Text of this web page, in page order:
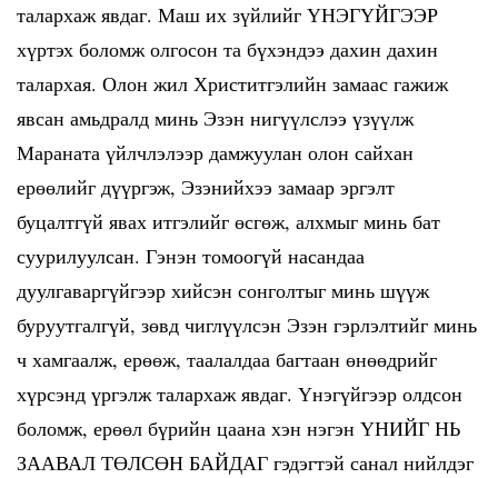
талархаж явдаг. Маш их зүйлийг ҮНЭГҮЙГЭЭР
хүртэх боломж олгосон та бүхэндээ дахин дахин
талархая. Олон жил Христитгэлийн замаас гажиж
явсан амьдралд минь Эзэн нигүүлслээ үзүүлж
Мараната үйлчлэлээр дамжуулан олон сайхан
ерөөлийг дүүргэж, Эзэнийхээ замаар эргэлт
буцалтгүй явах итгэлийг өсгөж, алхмыг минь бат
суурилуулсан. Гэнэн томоогүй насандаа
дуулгаваргүйгээр хийсэн сонголтыг минь шүүж
буруутгалгүй, зөвд чиглүүлсэн Эзэн гэрлэлтийг минь
ч хамгаалж, ерөөж, таалалдаа багтаан өнөөдрийг
хүрсэнд үргэлж талархаж явдаг. Үнэгүйгээр олдсон
боломж, ерөөл бүрийн цаана хэн нэгэн ҮНИЙГ НЬ
ЗААВАЛ ТӨЛСӨН БАЙДАГ гэдэгтэй санал нийлдэг